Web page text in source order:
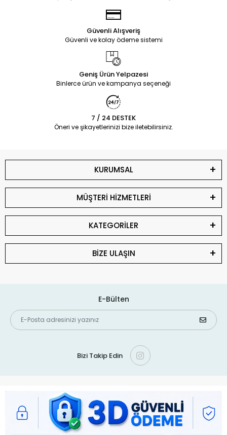
Güvenli Alışveriş
Güvenli ve kolay ödeme sistemi
Geniş Ürün Yelpazesi
Binlerce ürün ve kampanya seçeneği
7 / 24 DESTEK
Öneri ve şikayetlerinizi bize iletebilirsiniz.
KURUMSAL
MÜŞTERİ HİZMETLERİ
KATEGORİLER
BİZE ULAŞIN
E-Bülten
Bizi Takip Edin